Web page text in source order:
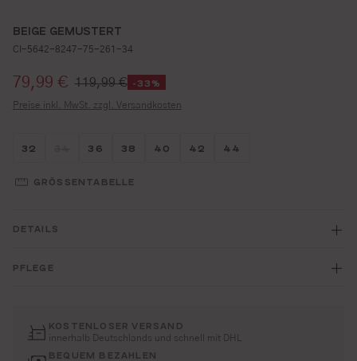
BEIGE GEMUSTERT
CI-5642-8247-75-261-34
Verkaufspreis:
79,99 € 119,99 € -33%
Preise inkl. MwSt. zzgl. Versandkosten
Größe wählen
32 Größe wählen
Größe wählen
36 Größe wählen
38 Größe wählen
40 Größe wählen
42 Größe wählen
44
GRÖSSENTABELLE
DETAILS
PFLEGE
KOSTENLOSER VERSAND
innerhalb Deutschlands und schnell mit DHL
BEQUEM BEZAHLEN